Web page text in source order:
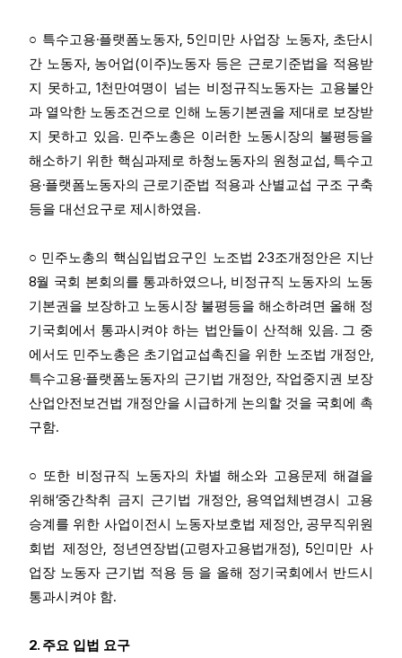
○ 특수고용·플랫폼노동자, 5인미만 사업장 노동자, 초단시
간 노동자, 농어업(이주)노동자 등은 근로기준법을 적용받
지 못하고, 1천만여명이 넘는 비정규직노동자는 고용불안
과 열악한 노동조건으로 인해 노동기본권을 제대로 보장받
지 못하고 있음. 민주노총은 이러한 노동시장의 불평등을
해소하기 위한 핵심과제로 하청노동자의 원청교섭, 특수고
용·플랫폼노동자의 근로기준법 적용과 산별교섭 구조 구축
등을 대선요구로 제시하였음.
○ 민주노총의 핵심입법요구인 노조법 2·3조개정안은 지난
8월 국회 본회의를 통과하였으나, 비정규직 노동자의 노동
기본권을 보장하고 노동시장 불평등을 해소하려면 올해 정
기국회에서 통과시켜야 하는 법안들이 산적해 있음. 그 중
에서도 민주노총은 초기업교섭촉진을 위한 노조법 개정안,
특수고용·플랫폼노동자의 근기법 개정안, 작업중지권 보장
산업안전보건법 개정안을 시급하게 논의할 것을 국회에 촉
구함.
○
또한 비정규직 노동자의 차별 해소와 고용문제 해결을
위해‘중간착취 금지 근기법 개정안, 용역업체변경시 고용
승계를 위한 사업이전시 노동자보호법 제정안, 공무직위원
회법 제정안, 정년연장법(고령자고용법개정), 5인미만 사
업장 노동자 근기법 적용 등 을 올해 정기국회에서 반드시
통과시켜야 함.
2. 주요 입법 요구